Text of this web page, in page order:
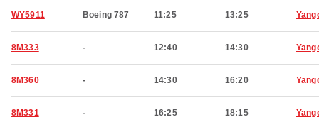
WY5911 Boeing 787 11:25 13:25
8M333 - 12:40 14:30
8M360 - 14:30 16:20
8M331 - 16:25 18:15